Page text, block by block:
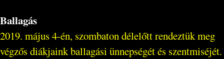
Ballagás
2019. május 4-én, szombaton délelőtt rendeztük meg
végzős diákjaink ballagási ünnepségét és szentmiséjét.